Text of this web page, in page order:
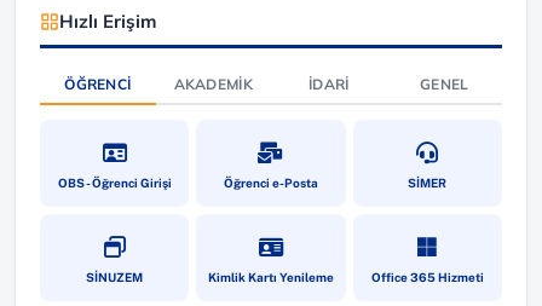
Hızlı Erişim
ÖĞRENCI AKADEMIK İDARI GENEL
OBS - Öğrenci Girişi(yeni sekmede açılır)Öğrenci e-Posta(yeni sekmede açılır)SİMER(yeni sekmede
SİNUZEM(yeni sekmede açılır)Kimlik Kartı Yenileme(yeni sekmede açılır)Office 365 Hizmeti
(yeni sekmede